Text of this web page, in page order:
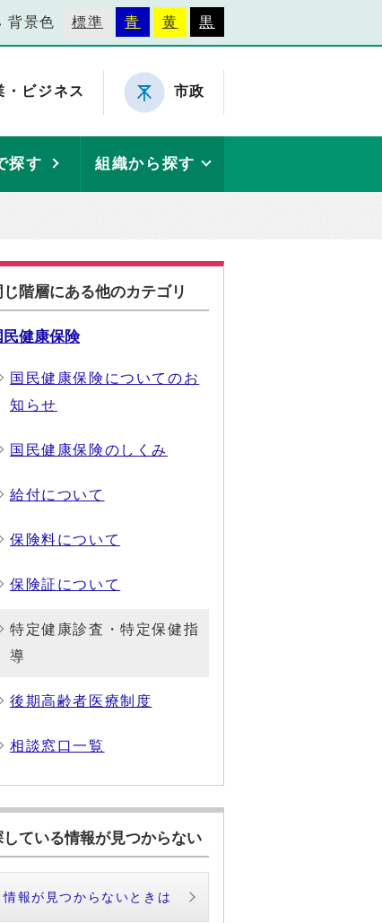
背景色 標準 青 黄 黒
・ビジネス 市政
探す 組織から探す
じ階層にある他のカテゴリ
民健康保険
国民健康保険についてのお
知らせ
国民健康保険のしくみ
給付について
保険料について
保険証について
特定健康診査・特定保健指
導
後期高齢者医療制度
相談窓口一覧
している情報が見つからない
情報が見つからないときは